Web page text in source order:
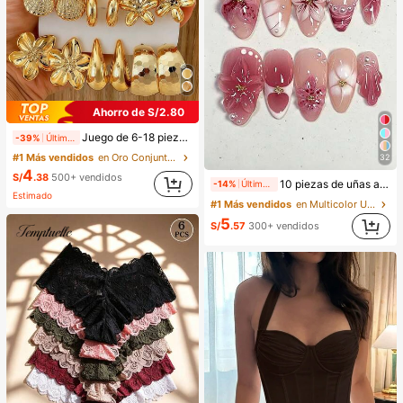
Ahorro de S/2.80
-39% Juego de 6-18 piezas de pendientes dorados para mujer, moda para fiestas, viajes y vacaciones, regalo de compromiso, adecuado para diversas ocasiones, (hecho de material compuesto CCB de baja alergia y no desvanecimiento), regalo para ella
#1 Más vendidos
en Oro Conjuntos de Aretes para Mujeres
S/4.38 500+ vendidos
Estimado
32
-14% Últimas 11 hrs 10 piezas de uñas acrílicas postizas de punta francesa, forma de almendra mediana, diseño de degradado 3D con flores, ondas de agua y strass, estilo fresco de moda Y2K, uñas postizas de cobertura completa y brillantes para uso diario de mujeres y niñas
#1 Más vendidos
en Multicolor Uñas postizas a presión
S/5.57 300+ vendidos